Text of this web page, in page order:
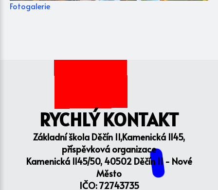
Fotogalerie
RYCHLÝ KONTAKT
Základní škola Děčín II,Kamenická 1145,
příspěvková organizace
Kamenická 1145/50, 40502 Děčín II - Nové
Město
IČO: 72743735